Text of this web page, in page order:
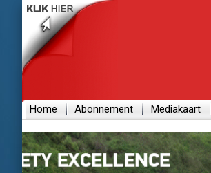
Home Abonnement Mediakaart